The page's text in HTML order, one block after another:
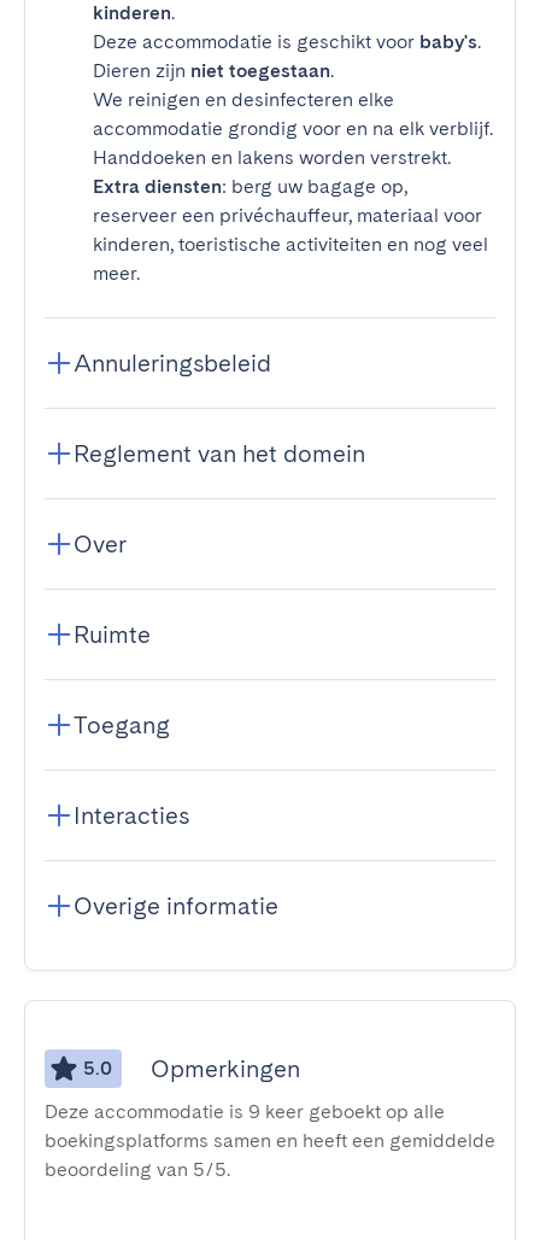
kinderen.
Deze accommodatie is geschikt voor baby's.
Dieren zijn niet toegestaan.
We reinigen en desinfecteren elke
accommodatie grondig voor en na elk verblijf.
Handdoeken en lakens worden verstrekt.
Extra diensten: berg uw bagage op,
reserveer een privéchauffeur, materiaal voor
kinderen, toeristische activiteiten en nog veel
meer.
Annuleringsbeleid
Reglement van het domein
Over
Ruimte
Toegang
Interacties
Overige informatie
5.0 Opmerkingen
Deze accommodatie is 9 keer geboekt op alle
boekingsplatforms samen en heeft een gemiddelde
beoordeling van 5/5.